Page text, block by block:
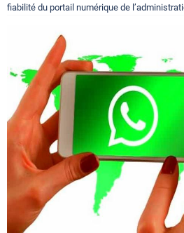
fiabilité du portail numérique de